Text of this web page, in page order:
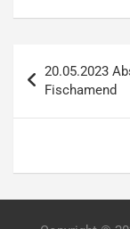
20.05.2023
Fischamend